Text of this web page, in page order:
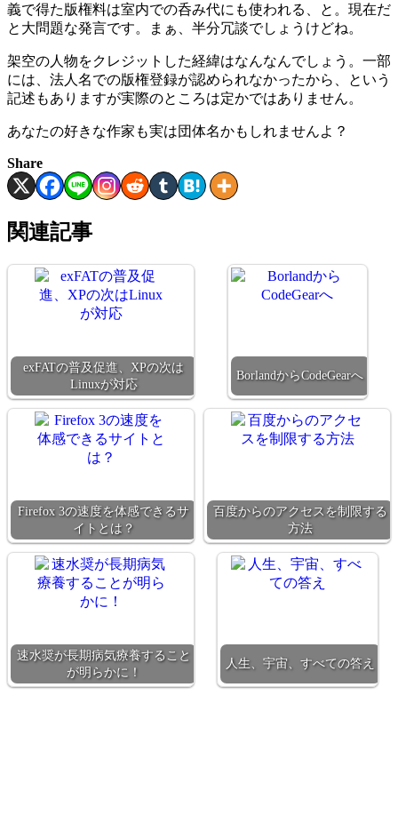
義で得た版権料は室内での呑み代にも使われる、と。現在だ
と大問題な発言です。まぁ、半分冗談でしょうけどね。
架空の人物をクレジットした経緯はなんなんでしょう。一部
には、法人名での版権登録が認められなかったから、という
記述もありますが実際のところは定かではありません。
あなたの好きな作家も実は団体名かもしれませんよ？
Share
関連記事
exFATの普及促進、XPの次は
Linuxが対応
BorlandからCodeGearへ
Firefox 3の速度を体感できるサ
イトとは？
百度からのアクセスを制限する
方法
速水奨が長期病気療養すること
が明らかに！
人生、宇宙、すべての答え